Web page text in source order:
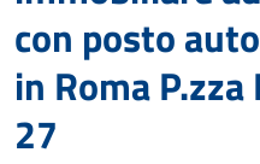
con posto
in Roma
27